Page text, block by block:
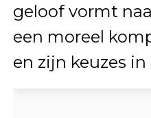
geloof vormt
een moreel
en zijn keuzes